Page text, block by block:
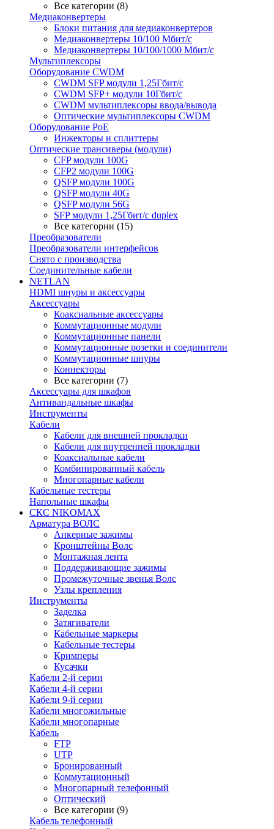
Все категории (8)
Медиаконвертеры
Блоки питания для медиаконвертеров
Медиаконвертеры 10/100 Мбит/с
Медиаконвертеры 10/100/1000 Мбит/c
Мультиплексоры
Оборудование CWDM
CWDM SFP модули 1,25Гбит/с
CWDM SFP+ модули 10Гбит/с
CWDM мультиплексоры ввода/вывода
Оптические мультиплексоры CWDM
Оборудование PoE
Инжекторы и сплиттеры
Оптические трансиверы (модули)
CFP модули 100G
CFP2 модули 100G
QSFP модули 100G
QSFP модули 40G
QSFP модули 56G
SFP модули 1,25Гбит/с duplex
Все категории (15)
Преобразователи
Преобразователи интерфейсов
Снято с производства
Соединительные кабели
NETLAN
HDMI шнуры и аксессуары
Аксессуары
Коаксиальные аксессуары
Коммутационные модули
Коммутационные панели
Коммутационные розетки и соединители
Коммутационные шнуры
Коннекторы
Все категории (7)
Аксессуары для шкафов
Антивандальные шкафы
Инструменты
Кабели
Кабели для внешней прокладки
Кабели для внутренней прокладки
Коаксиальные кабели
Комбинированный кабель
Многопарные кабели
Кабельные тестеры
Напольные шкафы
СКС NIKOMAX
Арматура ВОЛС
Анкерные зажимы
Кронштейны Волс
Монтажная лента
Поддерживающие зажимы
Промежуточные звенья Волс
Узлы крепления
Инструменты
Заделка
Затягиватели
Кабельные маркеры
Кабельные тестеры
Кримперы
Кусачки
Кабели 2-й серии
Кабели 4-й серии
Кабели 9-й серии
Кабели многожильные
Кабели многопарные
Кабель
FTP
UTP
Бронированный
Коммутационный
Многопарный телефонный
Оптический
Все категории (9)
Кабель телефонный